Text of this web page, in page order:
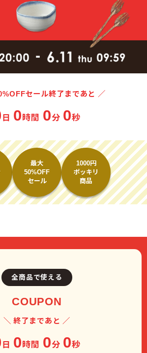
セール終了まであと ／
日 0時間 0分 0秒
最大
50%OFF
セール
1000円
ポッキリ
商品
全商品で使える
COUPON
＼ 終了まであと ／
日 0時間 0分 0秒